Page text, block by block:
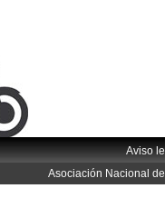
Aviso
Asociación Nacional